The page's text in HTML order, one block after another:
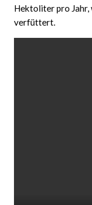
Hektoliter pro Jahr,
verfüttert.